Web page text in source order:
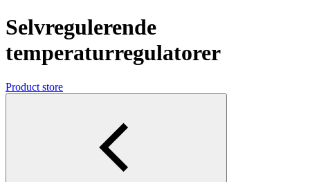
Selvregulerende
temperaturregulatorer
Product store